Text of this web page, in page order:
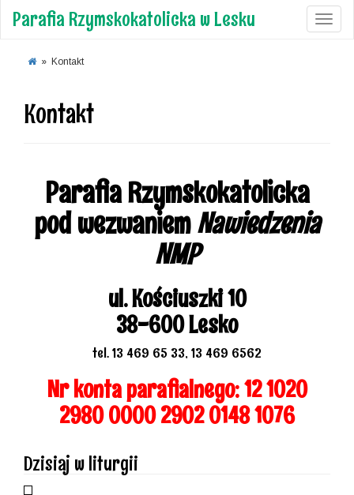
Parafia Rzymskokatolicka w Lesku
» Kontakt
Kontakt
Parafia Rzymskokatolicka
pod wezwaniemNawiedzenia
NMP
ul. Kościuszki 10
38-600 Lesko
tel. 13 469 65 33, 13 469 6562
Nrkontaparafialnego:121020
29800000290201481076
Dzisiaj w liturgii